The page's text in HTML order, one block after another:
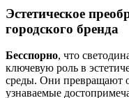
Эстетическое
городского бренда
Бесспорно, что
ключевую роль в
среды. Они превращают
узнаваемые